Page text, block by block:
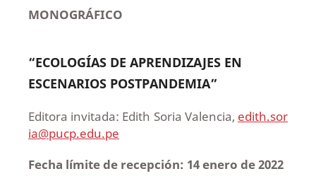
MONOGRÁFICO
“ECOLOGÍAS DE APRENDIZAJES EN
ESCENARIOS POSTPANDEMIA”
Editora invitada: Edith Soria Valencia, edith.sor
ia@pucp.edu.pe
Fecha límite de recepción: 14 enero de 2022